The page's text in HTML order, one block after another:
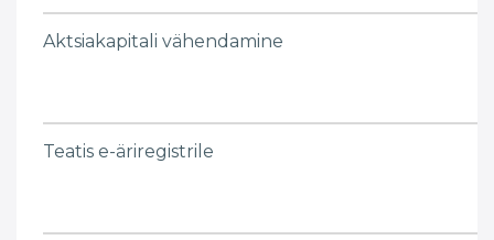
Aktsiakapitali vähendamine
Teatis e-äriregistrile